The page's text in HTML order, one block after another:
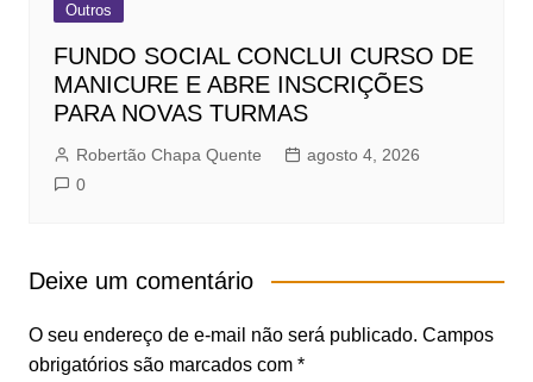
Outros
FUNDO SOCIAL CONCLUI CURSO DE
MANICURE E ABRE INSCRIÇÕES
PARA NOVAS TURMAS
Robertão Chapa Quente
agosto 4, 2026
0
Deixe um comentário
O seu endereço de e-mail não será publicado. Campos
obrigatórios são marcados com *